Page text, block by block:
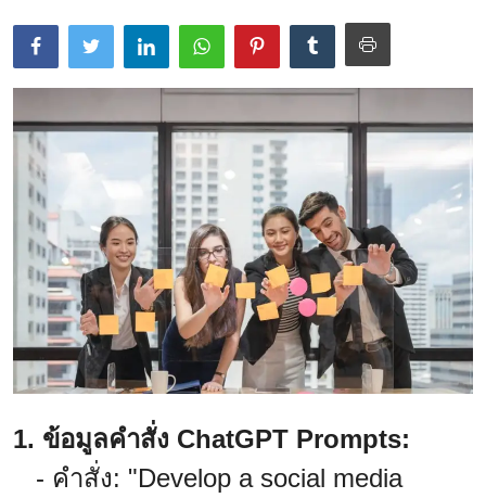
1. ข้อมูลคำสั่ง ChatGPT Prompts:
- คำสั่ง: "Develop a social media